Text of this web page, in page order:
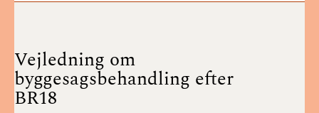
BR18 (17/9 - 31/12
2022)
Vejledning om
byggesagsbehandling efter
BR18